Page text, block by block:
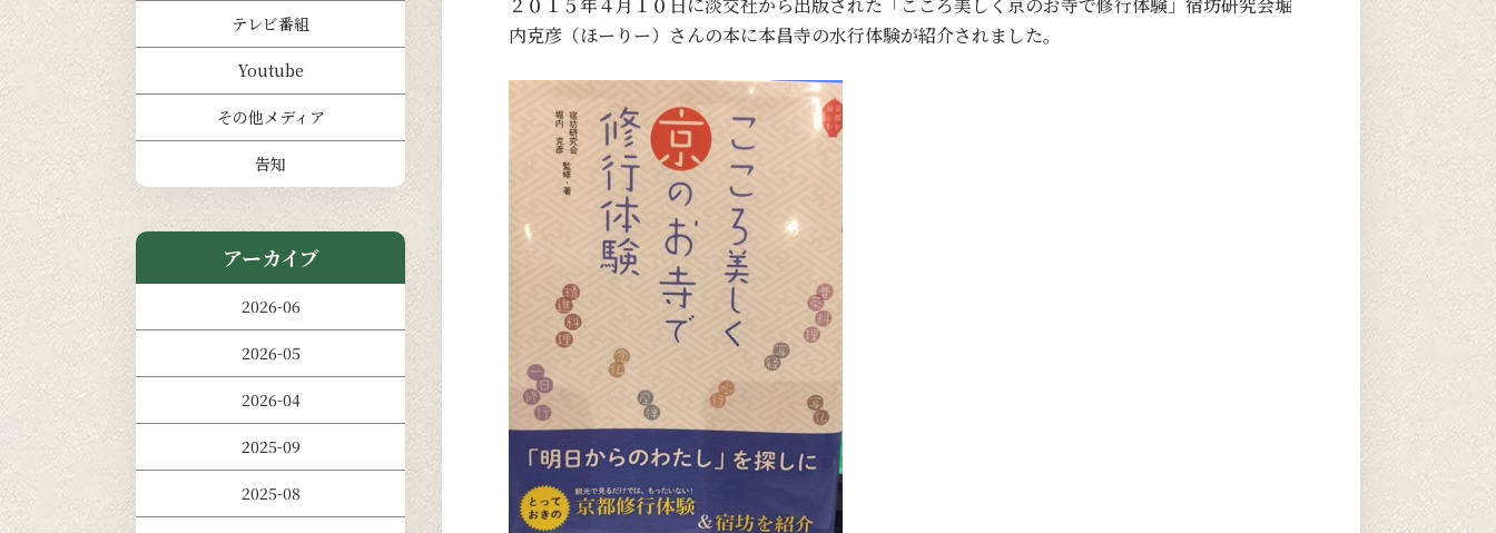
テレビ番組
Youtube
その他メディア
告知
アーカイブ
2026-06
2026-05
2026-04
2025-09
2025-08
内克彦（ほーりー）さんの本に本昌寺の水行体験が紹介されました。